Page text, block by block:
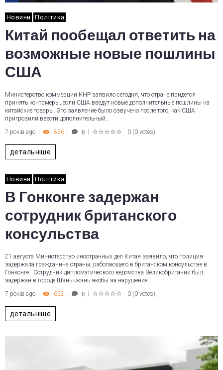
Новини Політика
Китай пообещал ответить на
возможные новые пошлины
США
Министерство коммерции КНР заявило сегодня, что стране придется
принять контрмеры, если США введут новые дополнительные пошлины на
китайские товары. Это заявление было озвучено после того, как США
пригрозили ввести дополнительный…
7 років ago
856 0 0 (0 votes)
детальніше
Новини Політика
В Гонконге задержан
сотрудник британского
консульства
21 августа Министерство иностранных дел Китая заявило, что полиция
задержала гражданина страны, работающего в британском консульстве в
Гонконге. Сотрудник дипломатического ведомства Великобритании был
задержан в городе Шэньчжэнь якобы за нарушение…
7 років ago
652 0 0 (0 votes)
детальніше